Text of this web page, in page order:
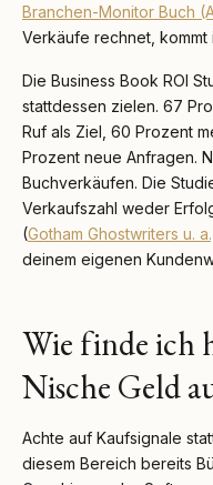
Branchen-Monitor Buch
Verkäufe rechnet,
Die Business Book ROI
stattdessen zielen. 67
Ruf als Ziel, 60 Prozent
Prozent neue Anfragen.
Buchverkäufen. Die
Verkaufszahl weder
(Gotham Ghostwriters u.
deinem eigenen
Wie finde ich
Nische Geld
Achte auf Kaufsignale
diesem Bereich bereits